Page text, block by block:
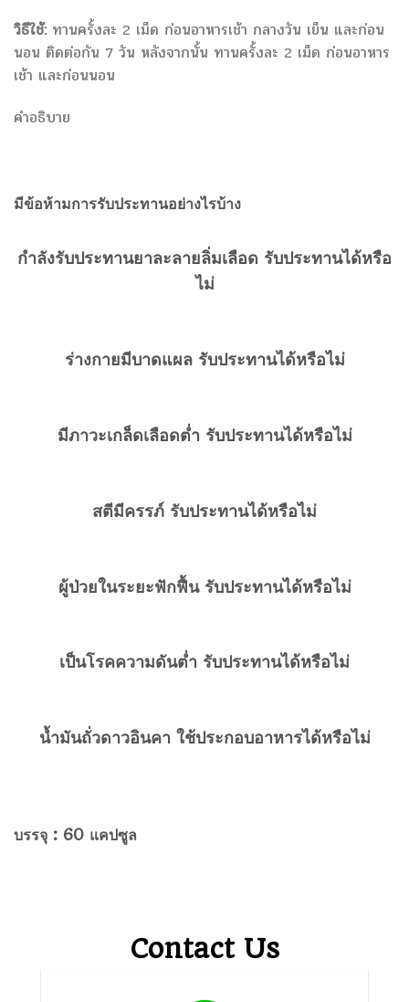
วิธีใช้: ทานครั้งละ 2 เม็ด ก่อนอาหารเช้า กลางวัน เย็น และก่อน
นอน ติดต่อกัน 7 วัน หลังจากนั้น ทานครั้งละ 2 เม็ด ก่อนอาหาร
เช้า และก่อนนอน
คำอธิบาย
มีข้อห้ามการรับประทานอย่างไรบ้าง
กำลังรับประทานยาละลายลิ่มเลือด รับประทานได้หรือ
ไม่
ร่างกายมีบาดแผล รับประทานได้หรือไม่
มีภาวะเกล็ดเลือดต่ำ รับประทานได้หรือไม่
สตีมีครรภ์ รับประทานได้หรือไม่
ผู้ป่วยในระยะฟักฟื้น รับประทานได้หรือไม่
เป็นโรคความดันต่ำ รับประทานได้หรือไม่
น้ำมันถั่วดาวอินคา ใช้ประกอบอาหารได้หรือไม่
บรรจุ : 60 แคปซูล
Contact Us